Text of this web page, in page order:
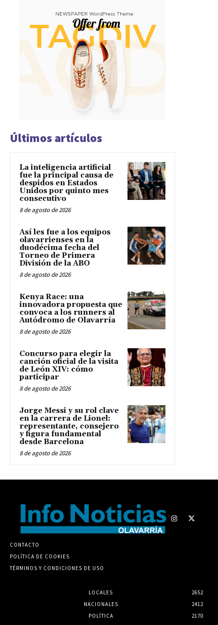
Últimos artículos
La inteligencia artificial
fue la principal causa de
despidos en Estados
Unidos por quinto mes
consecutivo
8 de agosto de 2026
Así les fue a los equipos
olavarrienses en la
duodécima fecha del
Torneo de Primera
División de la ABO
8 de agosto de 2026
Kenya Race: una
innovadora propuesta que
convoca a los runners al
Autódromo de Olavarría
8 de agosto de 2026
Concurso para elegir la
canción oficial de la visita
de León XIV: cómo
participar
8 de agosto de 2026
Jorge Messi y su rol clave
en la carrera de Lionel:
representante, consejero
y figura fundamental
desde Barcelona
8 de agosto de 2026
CONTACTO
POLÍTICA DE COOKIES
TÉRMINOS Y CONDICIONES DE USO
LOCALES
2652
NACIONALES
2412
POLÍTICA
2170